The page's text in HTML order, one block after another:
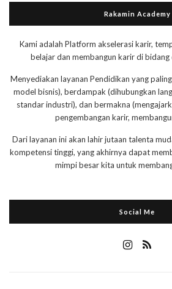
Rakamin Academy
Kami adalah Platform akselerasi karir,
belajar dan membangun karir di
Menyediakan layanan Pendidikan yang
model bisnis), berdampak (dihubungkan
standar industri), dan bermakna
pengembangan karir,
Dari layanan ini akan lahir jutaan talenta
kompetensi tinggi, yang akhirnya dapat
mimpi besar kita untuk
Social Me